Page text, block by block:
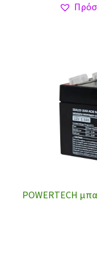
POWERTECH